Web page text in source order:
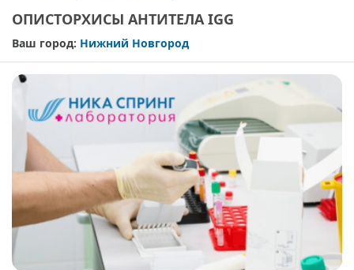
ОПИСТОРХИСЫ АНТИТЕЛА IGG
Ваш город: Нижний Новгород